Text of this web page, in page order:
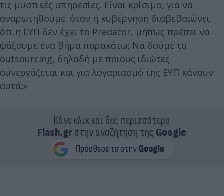
τις μυστικές υπηρεσίες. Είναι κρίσιμο, για να
αναρωτηθούμε: όταν η κυβέρνηση διαβεβαιώνει
ότι η ΕΥΠ δεν έχει το Predator, μήπως πρέπει να
ψάξουμε ένα βήμα παρακάτω; Να δούμε το
outsourcing, δηλαδή με ποιους ιδιώτες
συνεργάζεται και για λογαριασμό της ΕΥΠ κάνουν
αυτά;»
Κάνε κλικ και δες περισσότερο
Flash.grστην αναζήτηση της Google